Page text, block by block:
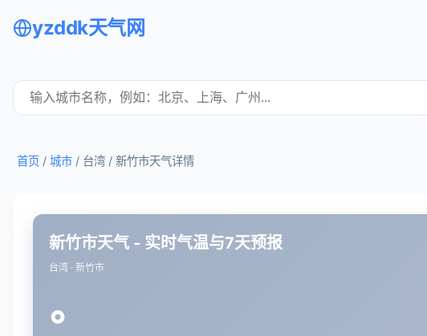
yzddk天气网
首页 / 城市 / 台湾 / 新竹市天气详情
新竹市天气 - 实时气温与7天预报
台湾 · 新竹市
°